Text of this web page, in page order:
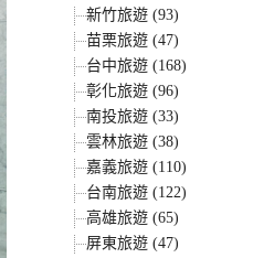
新竹旅遊 (93)
苗栗旅遊 (47)
台中旅遊 (168)
彰化旅遊 (96)
南投旅遊 (33)
雲林旅遊 (38)
嘉義旅遊 (110)
台南旅遊 (122)
高雄旅遊 (65)
屏東旅遊 (47)